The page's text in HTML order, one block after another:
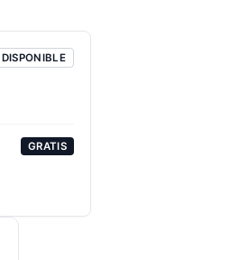
DISPONIBLE
GRATIS